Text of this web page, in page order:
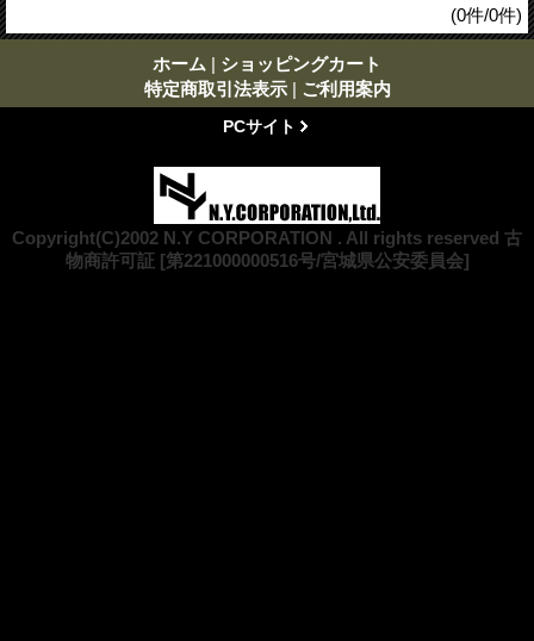
(0件/0件)
ホーム | ショッピングカート
特定商取引法表示 | ご利用案内
PCサイト
Copyright(C)2002 N.Y CORPORATION . All rights reserved 古
物商許可証 [第221000000516号/宮城県公安委員会]